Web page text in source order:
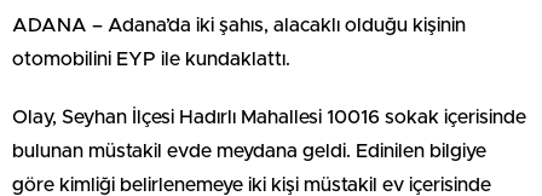
ADANA – Adana’da iki şahıs, alacaklı olduğu kişinin
otomobilini EYP ile kundaklattı.
Olay, Seyhan İlçesi Hadırlı Mahallesi 10016 sokak içerisinde
bulunan müstakil evde meydana geldi. Edinilen bilgiye
göre kimliği belirlenemeye iki kişi müstakil ev içerisinde